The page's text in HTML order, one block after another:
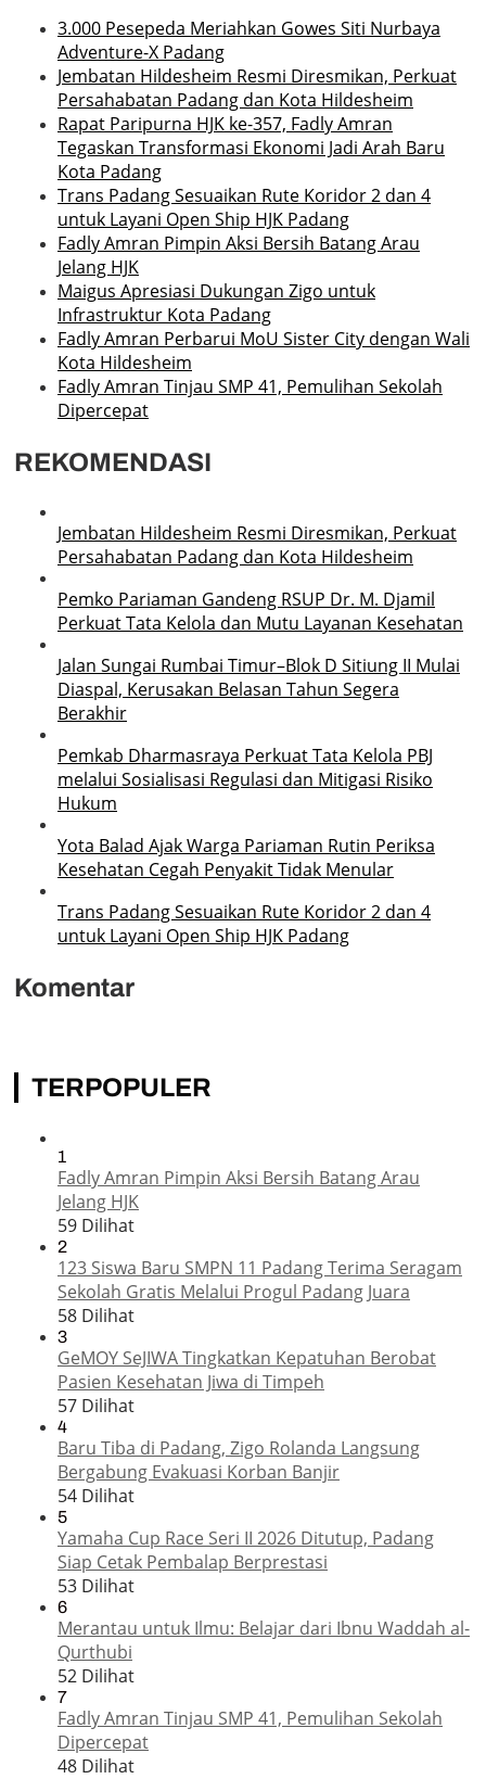
3.000 Pesepeda Meriahkan Gowes Siti Nurbaya
Adventure-X Padang
Jembatan Hildesheim Resmi Diresmikan, Perkuat
Persahabatan Padang dan Kota Hildesheim
Rapat Paripurna HJK ke-357, Fadly Amran
Tegaskan Transformasi Ekonomi Jadi Arah Baru
Kota Padang
Trans Padang Sesuaikan Rute Koridor 2 dan 4
untuk Layani Open Ship HJK Padang
Fadly Amran Pimpin Aksi Bersih Batang Arau
Jelang HJK
Maigus Apresiasi Dukungan Zigo untuk
Infrastruktur Kota Padang
Fadly Amran Perbarui MoU Sister City dengan Wali
Kota Hildesheim
Fadly Amran Tinjau SMP 41, Pemulihan Sekolah
Dipercepat
REKOMENDASI
Jembatan Hildesheim Resmi Diresmikan, Perkuat
Persahabatan Padang dan Kota Hildesheim
Pemko Pariaman Gandeng RSUP Dr. M. Djamil
Perkuat Tata Kelola dan Mutu Layanan Kesehatan
Jalan Sungai Rumbai Timur–Blok D Sitiung II Mulai
Diaspal, Kerusakan Belasan Tahun Segera
Berakhir
Pemkab Dharmasraya Perkuat Tata Kelola PBJ
melalui Sosialisasi Regulasi dan Mitigasi Risiko
Hukum
Yota Balad Ajak Warga Pariaman Rutin Periksa
Kesehatan Cegah Penyakit Tidak Menular
Trans Padang Sesuaikan Rute Koridor 2 dan 4
untuk Layani Open Ship HJK Padang
Komentar
TERPOPULER
1
Fadly Amran Pimpin Aksi Bersih Batang Arau
Jelang HJK
59 Dilihat
2
123 Siswa Baru SMPN 11 Padang Terima Seragam
Sekolah Gratis Melalui Progul Padang Juara
58 Dilihat
3
GeMOY SeJIWA Tingkatkan Kepatuhan Berobat
Pasien Kesehatan Jiwa di Timpeh
57 Dilihat
4
Baru Tiba di Padang, Zigo Rolanda Langsung
Bergabung Evakuasi Korban Banjir
54 Dilihat
5
Yamaha Cup Race Seri II 2026 Ditutup, Padang
Siap Cetak Pembalap Berprestasi
53 Dilihat
6
Merantau untuk Ilmu: Belajar dari Ibnu Waddah al-
Qurthubi
52 Dilihat
7
Fadly Amran Tinjau SMP 41, Pemulihan Sekolah
Dipercepat
48 Dilihat